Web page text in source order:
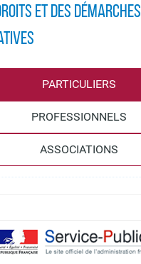
et des démarches
PARTICULIERS
PROFESSIONNELS
ASSOCIATIONS